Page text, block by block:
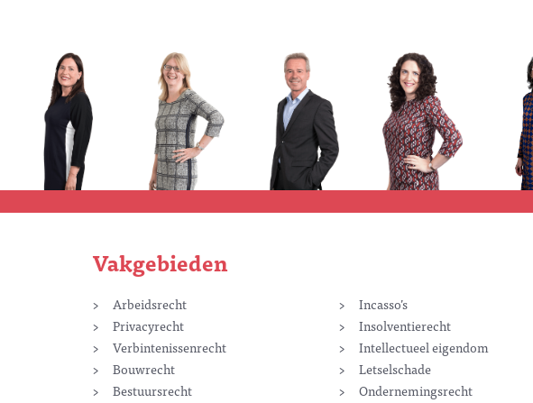
Vakgebieden
Arbeidsrecht
Privacyrecht
Verbintenissenrecht
Bouwrecht
Bestuursrecht
Incasso’s
Insolventierecht
Intellectueel eigendom
Letselschade
Ondernemingsrecht